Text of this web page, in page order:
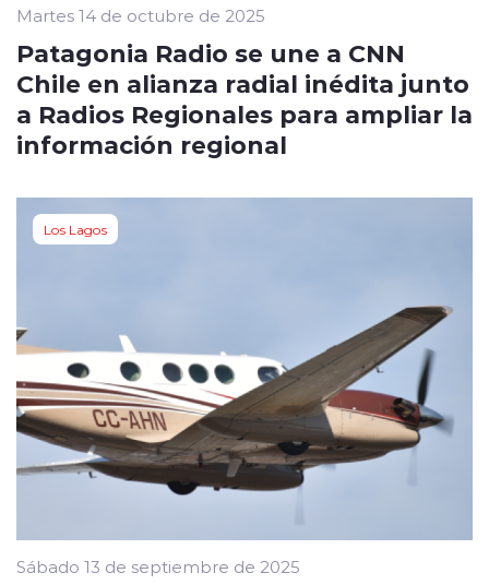
Martes 14 de octubre de 2025
Patagonia Radio se une a CNN
Chile en alianza radial inédita junto
a Radios Regionales para ampliar la
información regional
Los Lagos
Sábado 13 de septiembre de 2025